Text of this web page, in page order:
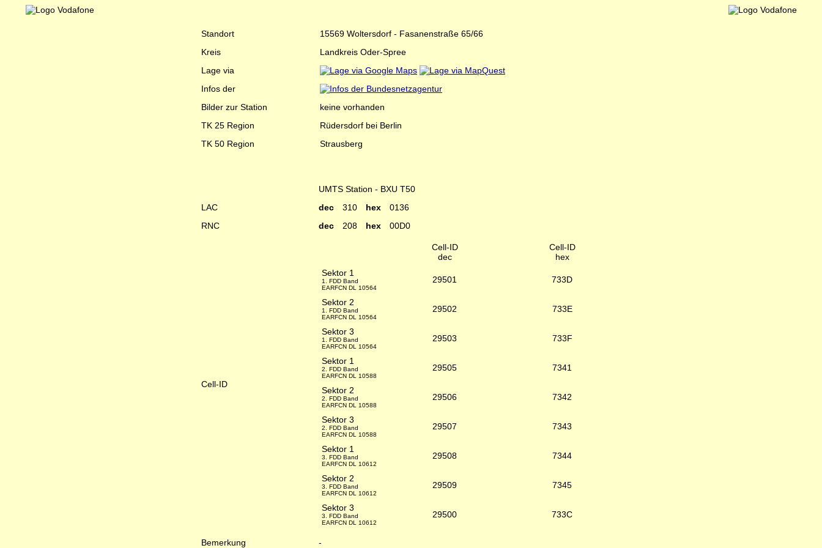
Standort
15569 Woltersdorf - Fasanenstraße 65/66
Kreis
Landkreis Oder-Spree
Lage via
Infos der
Bilder zur Station
keine vorhanden
TK 25 Region
Rüdersdorf bei Berlin
TK 50 Region
Strausberg
UMTS Station - BXU T50
LAC
dec 310 hex 0136
RNC
dec 208 hex 00D0
Cell-ID
Cell-ID
dec
Cell-ID
hex
Sektor 1
1. FDD Band
EARFCN DL 10564
29501 733D
Sektor 2
1. FDD Band
EARFCN DL 10564
29502 733E
Sektor 3
1. FDD Band
EARFCN DL 10564
29503 733F
Sektor 1
2. FDD Band
EARFCN DL 10588
29505 7341
Sektor 2
2. FDD Band
EARFCN DL 10588
29506 7342
Sektor 3
2. FDD Band
EARFCN DL 10588
29507 7343
Sektor 1
3. FDD Band
EARFCN DL 10612
29508 7344
Sektor 2
3. FDD Band
EARFCN DL 10612
29509 7345
Sektor 3
3. FDD Band
EARFCN DL 10612
29500 733C
Bemerkung -